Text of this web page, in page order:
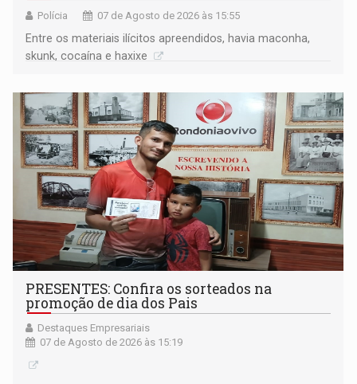
Polícia 07 de Agosto de 2026 às 15:55
Entre os materiais ilícitos apreendidos, havia maconha,
skunk, cocaína e haxixe
PRESENTES: Confira os sorteados na
promoção de dia dos Pais
Destaques Empresariais
07 de Agosto de 2026 às 15:19